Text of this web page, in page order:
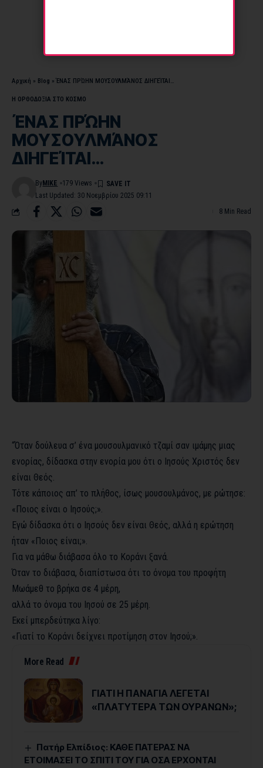
Αρχική » Blog »ΈΝΑΣ ΠΡΏΗΝ ΜΟΥΣΟΥΛΜΆΝΟΣ ΔΙΗΓΕΊΤΑΙ…
Η ΟΡΘΟΔΟΞΙΑ ΣΤΟ ΚΟΣΜΟ
ΈΝΑΣ ΠΡΏΗΝ
ΜΟΥΣΟΥΛΜΆΝΟΣ
ΔΙΗΓΕΊΤΑΙ…
Last Updated: 30 Νοεμβρίου 2025 09:11
By MIKE 179 Views
8 Min Read
“Όταν δούλευα σ’ ένα μουσουλμανικό τζαμί σαν ιμάμης μιας
ενορίας, δίδασκα στην ενορία μου ότι ο Ιησούς Χριστός δεν
είναι Θεός.
Τότε κάποιος απ’ το πλήθος, ίσως μουσουλμάνος, με ρώτησε:
«Ποιος είναι ο Ιησούς;».
Εγώ δίδασκα ότι ο Ιησούς δεν είναι Θεός, αλλά η ερώτηση
ήταν «Ποιος είναι;».
Για να μάθω διάβασα όλο το Κοράνι ξανά.
Όταν το διάβασα, διαπίστωσα ότι το όνομα του προφήτη
Μωάμεθ το βρήκα σε 4 μέρη,
αλλά το όνομα του Ιησού σε 25 μέρη.
Εκεί μπερδεύτηκα λίγο:
«Γιατί το Κοράνι δείχνει προτίμηση στον Ιησού;».
More Read
ΓΙΑΤΙ Η ΠΑΝΑΓΙΑ ΛΕΓΕΤΑΙ
«ΠΛΑΤΥΤΕΡΑ ΤΩΝ ΟΥΡΑΝΩΝ»;
Πατήρ Ελπίδιος: ΚΑΘΕ ΠΑΤΕΡΑΣ ΝΑ
ΕΤΟΙΜΑΣΕΙ ΤΟ ΣΠΙΤΙ ΤΟΥ ΓΙΑ ΟΣΑ ΕΡΧΟΝΤΑΙ